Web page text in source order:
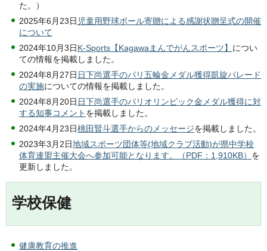
た。）
2025年6月23日 児童用野球ボール寄贈による感謝状贈呈式の開催
について
2024年10月3日K-Sports【Kagawaまんでがんスポーツ】 につい
ての情報を掲載しました。
2024年8月27日 日下尚選手のパリ五輪金メダル獲得凱旋パレード
の実施についての情報を掲載しました。
2024年8月20日 日下尚選手のパリオリンピック金メダル獲得に対
する知事コメント を掲載しました。
2024年4月23日桃田賢斗選手からのメッセージを掲載しました。
2023年3月2日地域スポーツ団体等(地域クラブ活動)が県中学校
体育連盟主催大会へ参加可能となります。（PDF：1,910KB） を
更新しました。
学校保健
健康教育の推進